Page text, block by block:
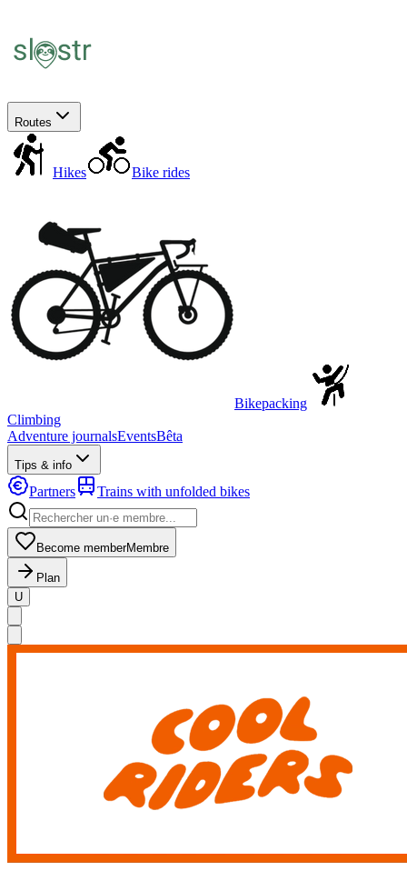
Routes
Hikes Bike rides
Bikepacking
Climbing
Adventure journalsEventsBêta
Tips & info
Partners Trains with unfolded bikes
Become memberMembre
Plan
U